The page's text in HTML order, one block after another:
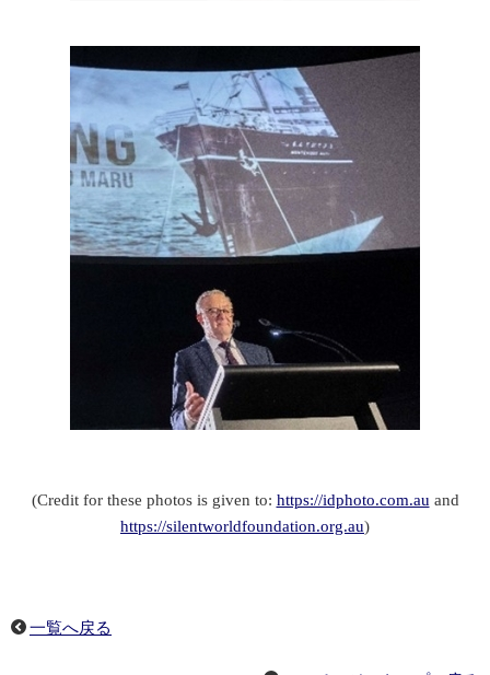
(Credit for these photos is given to: https://idphoto.com.au and
https://silentworldfoundation.org.au)
一覧へ戻る